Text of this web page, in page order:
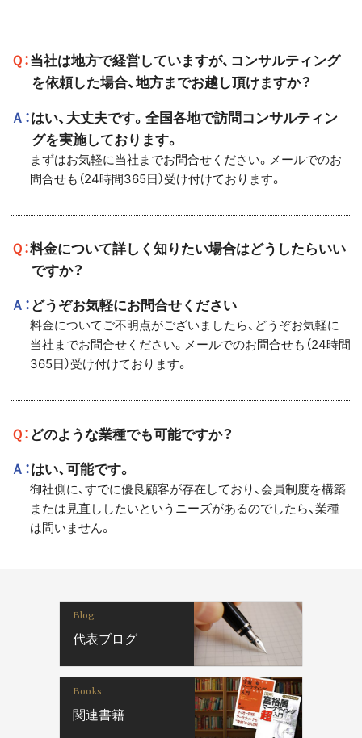
Ｑ：当社は地方で経営していますが、コンサルティング
を依頼した場合、地方までお越し頂けますか？
Ａ：はい、大丈夫です。全国各地で訪問コンサルティン
グを実施しております。
まずはお気軽に当社までお問合せください。メールでのお
問合せも（24時間365日）受け付けております。
Ｑ：料金について詳しく知りたい場合はどうしたらいい
ですか？
Ａ：どうぞお気軽にお問合せください
料金についてご不明点がございましたら、どうぞお気軽に
当社までお問合せください。メールでのお問合せも（24時間
365日）受け付けております。
Ｑ：どのような業種でも可能ですか？
Ａ：はい、可能です。
御社側に、すでに優良顧客が存在しており、会員制度を構築
または見直ししたいというニーズがあるのでしたら、業種
は問いません。
Blog
代表ブログ
Books
関連書籍